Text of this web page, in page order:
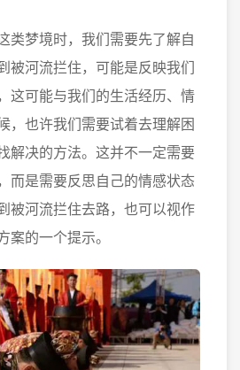
梦境时，我们需要先了解自
被河流拦住，可能是反映我们
这可能与我们的生活经历、情
，也许我们需要试着去理解困
解决的方法。这并不一定需要
而是需要反思自己的情感状态
被河流拦住去路，也可以视作
案的一个提示。